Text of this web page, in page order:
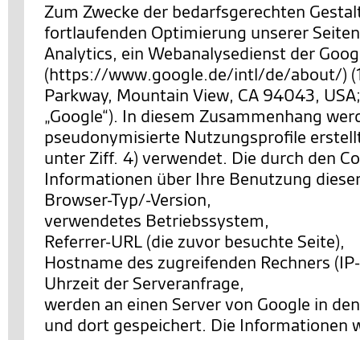
Zum Zwecke der bedarfsgerechten
fortlaufenden Optimierung unserer
Analytics, ein Webanalysedienst der
(https://www.google.de/intl/de/about/)
Parkway, Mountain View, CA 94043,
„Google“). In diesem Zusammenhang
pseudonymisierte Nutzungsprofile
unter Ziff. 4) verwendet. Die durch den
Informationen über Ihre Benutzung
Browser-Typ/-Version,
verwendetes Betriebssystem,
Referrer-URL (die zuvor besuchte Seite),
Hostname des zugreifenden Rechners
Uhrzeit der Serveranfrage,
werden an einen Server von Google in
und dort gespeichert. Die Informationen